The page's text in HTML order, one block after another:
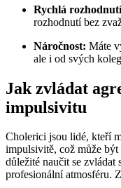
Rychlá
rozhodnutí bez
Náročnost: Máte
ale i od svých
Jak zvládat
impulsivitu
Cholerici jsou lidé, kteří
impulsivitě, což může být
důležité naučit se zvládat
profesionální atmosféru.